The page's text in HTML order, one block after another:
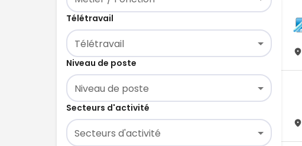
Télétravail
Télétravail
Niveau de poste
Niveau de poste
Secteurs d'activité
Secteurs d'activité